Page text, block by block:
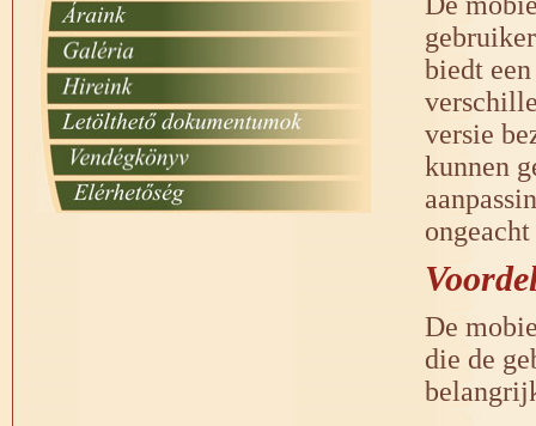
biedt
versie
kunnen
De
die de